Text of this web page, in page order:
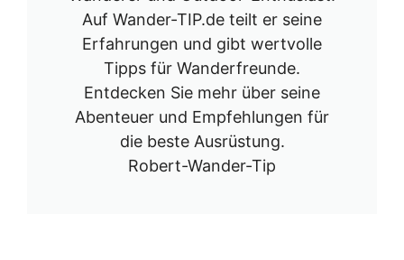
Auf Wander-TIP.de teilt er seine
Erfahrungen und gibt wertvolle
Tipps für Wanderfreunde.
Entdecken Sie mehr über seine
Abenteuer und Empfehlungen für
die beste Ausrüstung.
Robert-Wander-Tip